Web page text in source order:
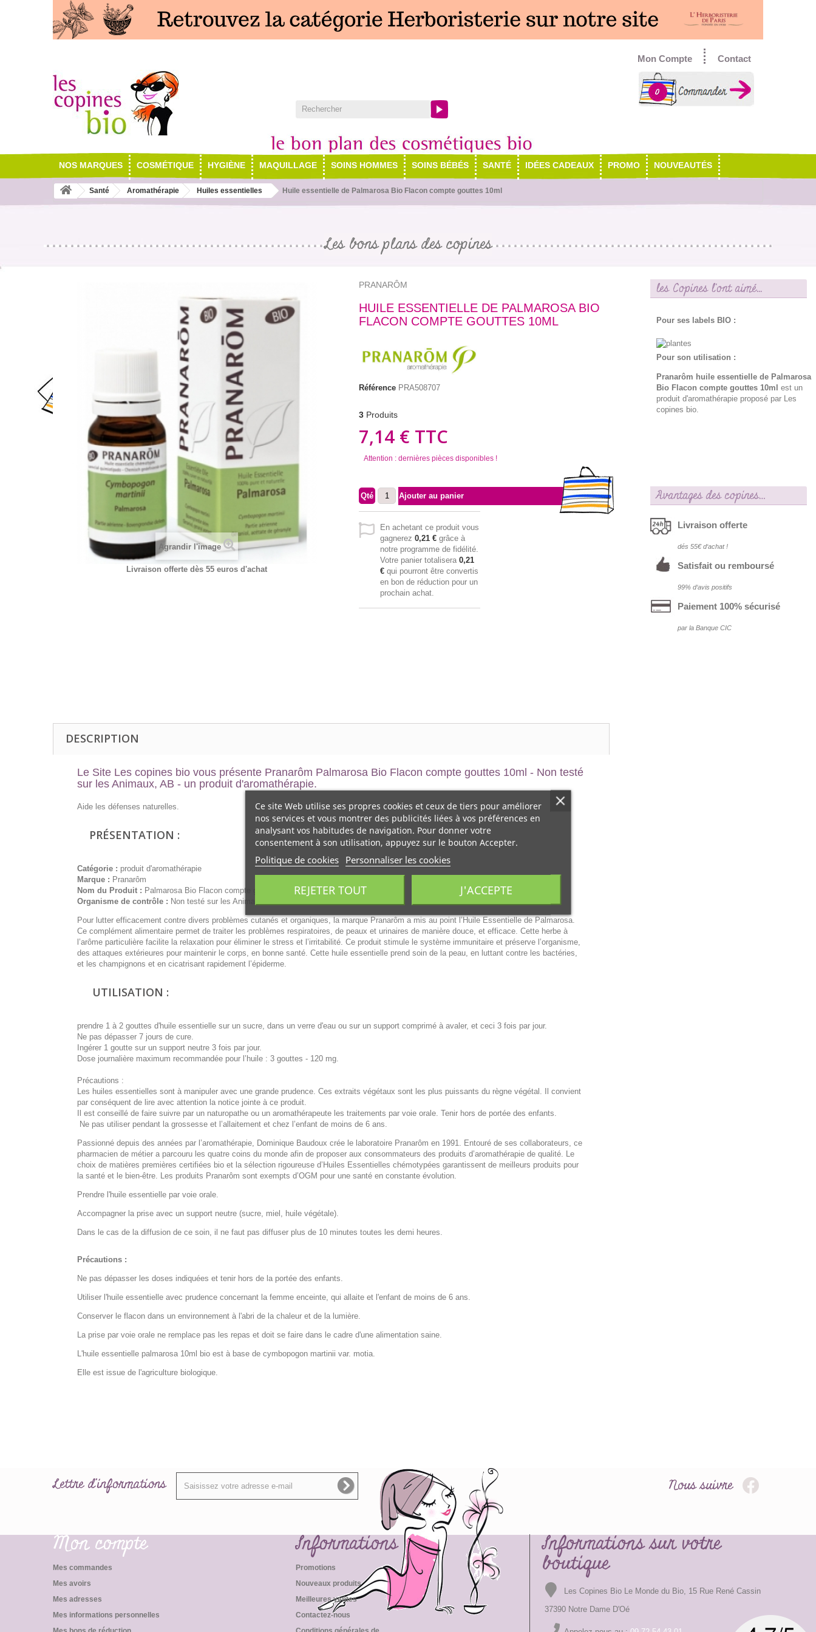
Contact
Mon Compte
0
NOS MARQUES COSMÉTIQUE HYGIÈNE MAQUILLAGE SOINS HOMMES SOINS BÉBÉS SANTÉ IDÉES CADEAUX PROMO NOUVEAUTÉS
Santé Aromathérapie Huiles essentielles Huile essentielle de Palmarosa Bio Flacon compte gouttes 10ml
Les bons plans des copines
Agrandir l'image
Livraison offerte dès 55 euros d'achat
PRANARÔM
HUILE ESSENTIELLE DE PALMAROSA BIO
FLACON COMPTE GOUTTES 10ML
Référence PRA508707
3 Produits
7,14 € TTC
Attention : dernières pièces disponibles !
Qté Ajouter au panier
En achetant ce produit vous
gagnerez 0,21 € grâce à
notre programme de fidélité.
Votre panier totalisera 0,21
€ qui pourront être convertis
en bon de réduction pour un
prochain achat.
les Copines l'ont aimé...
Pour ses labels BIO :
Pour son utilisation :
Pranarôm huile essentielle de Palmarosa
Bio Flacon compte gouttes 10ml est un
produit d'aromathérapie proposé par Les
copines bio.
Avantages des copines…
Livraison offerte
dés 55€ d‘achat !
Satisfait ou remboursé
99% d‘avis positifs
Paiement 100% sécurisé
par la Banque CIC
DESCRIPTION
Le Site Les copines bio vous présente Pranarôm Palmarosa Bio Flacon compte gouttes 10ml - Non testé
sur les Animaux, AB - un produit d'aromathérapie.
Aide les défenses naturelles.
PRÉSENTATION :
Catégorie : produit d'aromathérapie
Marque : Pranarôm
Nom du Produit : Palmarosa Bio Flacon compte gouttes 10ml
Organisme de contrôle : Non testé sur les Animaux, AB.
Pour lutter efficacement contre divers problèmes cutanés et organiques, la marque Pranarôm a mis au point l’Huile Essentielle de Palmarosa.
Ce complément alimentaire permet de traiter les problèmes respiratoires, de peaux et urinaires de manière douce, et efficace. Cette herbe à
l’arôme particulière facilite la relaxation pour éliminer le stress et l’irritabilité. Ce produit stimule le système immunitaire et préserve l’organisme,
des attaques extérieures pour maintenir le corps, en bonne santé. Cette huile essentielle prend soin de la peau, en luttant contre les bactéries,
et les champignons et en cicatrisant rapidement l’épiderme.
UTILISATION :
prendre 1 à 2 gouttes d'huile essentielle sur un sucre, dans un verre d'eau ou sur un support comprimé à avaler, et ceci 3 fois par jour.
Ne pas dépasser 7 jours de cure.
Ingérer 1 goutte sur un support neutre 3 fois par jour.
Dose journalière maximum recommandée pour l’huile : 3 gouttes - 120 mg.
Précautions :
Les huiles essentielles sont à manipuler avec une grande prudence. Ces extraits végétaux sont les plus puissants du règne végétal. Il convient
par conséquent de lire avec attention la notice jointe à ce produit.
Il est conseillé de faire suivre par un naturopathe ou un aromathérapeute les traitements par voie orale. Tenir hors de portée des enfants.
Ne pas utiliser pendant la grossesse et l’allaitement et chez l’enfant de moins de 6 ans.
Passionné depuis des années par l’aromathérapie, Dominique Baudoux crée le laboratoire Pranarôm en 1991. Entouré de ses collaborateurs, ce
pharmacien de métier a parcouru les quatre coins du monde afin de proposer aux consommateurs des produits d’aromathérapie de qualité. Le
choix de matières premières certifiées bio et la sélection rigoureuse d’Huiles Essentielles chémotypées garantissent de meilleurs produits pour
la santé et le bien-être. Les produits Pranarôm sont exempts d’OGM pour une santé en constante évolution.
Prendre l'huile essentielle par voie orale.
Accompagner la prise avec un support neutre (sucre, miel, huile végétale).
Dans le cas de la diffusion de ce soin, il ne faut pas diffuser plus de 10 minutes toutes les demi heures.
Précautions :
Ne pas dépasser les doses indiquées et tenir hors de la portée des enfants.
Utiliser l'huile essentielle avec prudence concernant la femme enceinte, qui allaite et l'enfant de moins de 6 ans.
Conserver le flacon dans un environnement à l'abri de la chaleur et de la lumière.
La prise par voie orale ne remplace pas les repas et doit se faire dans le cadre d'une alimentation saine.
L'huile essentielle palmarosa 10ml bio est à base de cymbopogon martinii var. motia.
Elle est issue de l'agriculture biologique.
Ce site Web utilise ses propres cookies et ceux de tiers pour améliorer
nos services et vous montrer des publicités liées à vos préférences en
analysant vos habitudes de navigation. Pour donner votre
consentement à son utilisation, appuyez sur le bouton Accepter.
Politique de cookies Personnaliser les cookies
REJETER TOUT J'ACCEPTE
Lettre d'informations Nous suivre
Mon compte
Mes commandes
Mes avoirs
Mes adresses
Mes informations personnelles
Informations
Promotions
Nouveaux produits
Meilleures ventes
Contactez-nous
Informations sur votre
boutique
Les Copines Bio Le Monde du Bio, 15 Rue René Cassin
37390 Notre Dame D'Oé